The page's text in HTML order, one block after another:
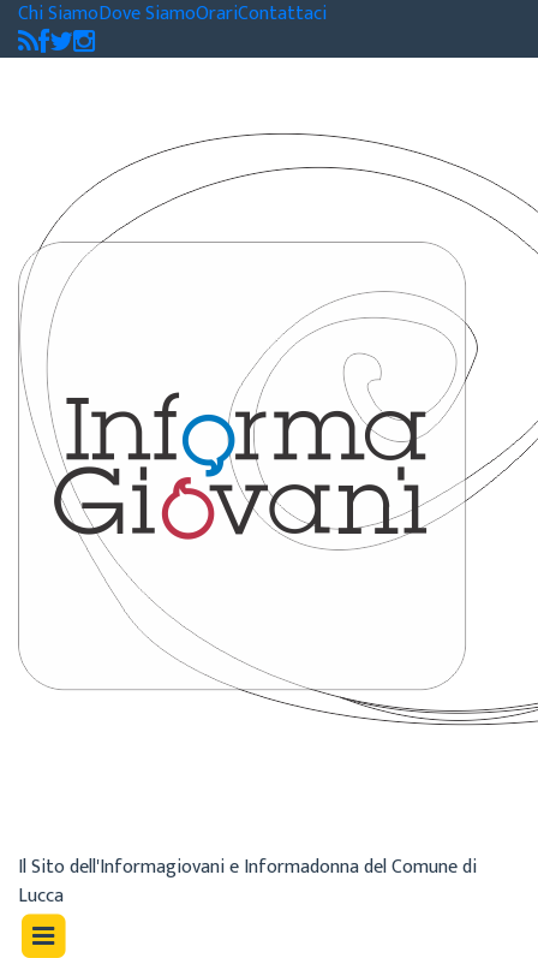
Chi SiamoDove SiamoOrariContattaci
Il Sito dell'Informagiovani e Informadonna del Comune di
Lucca